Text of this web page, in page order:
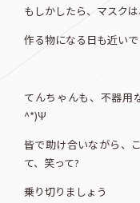
もしかしたら、マスク
作る物になる日も近い
てんちゃんも、不器用
^*)Ψ
皆で助け合いながら、
て、笑って?
乗り切りましょう